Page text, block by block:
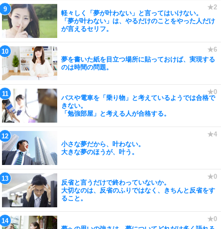
軽々しく「夢が叶わない」と言ってはいけない。
「夢が叶わない」は、やるだけのことをやった人だけ
が言えるセリフ。
夢を書いた紙を目立つ場所に貼っておけば、実現する
のは時間の問題。
バスや電車を「乗り物」と考えているようでは合格で
きない。
「勉強部屋」と考える人が合格する。
小さな夢だから、叶わない。
大きな夢のほうが、叶う。
反省と言うだけで終わっていないか。
大切なのは、反省のふりではなく、きちんと反省をす
ること。